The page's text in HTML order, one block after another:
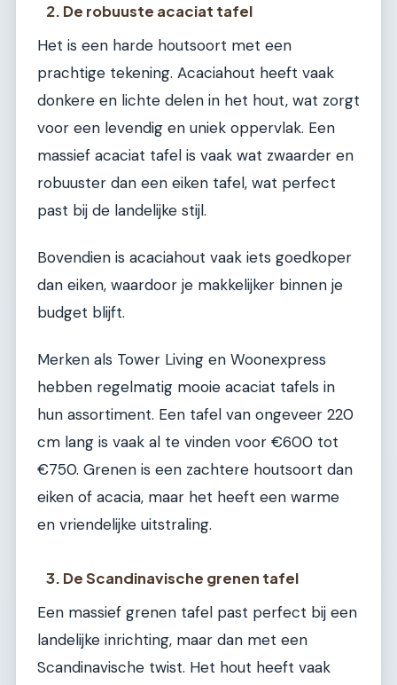
2. De robuuste acaciat tafel
Het is een harde houtsoort met een
prachtige tekening. Acaciahout heeft vaak
donkere en lichte delen in het hout, wat zorgt
voor een levendig en uniek oppervlak. Een
massief acaciat tafel is vaak wat zwaarder en
robuuster dan een eiken tafel, wat perfect
past bij de landelijke stijl.
Bovendien is acaciahout vaak iets goedkoper
dan eiken, waardoor je makkelijker binnen je
budget blijft.
Merken als Tower Living en Woonexpress
hebben regelmatig mooie acaciat tafels in
hun assortiment. Een tafel van ongeveer 220
cm lang is vaak al te vinden voor €600 tot
€750. Grenen is een zachtere houtsoort dan
eiken of acacia, maar het heeft een warme
en vriendelijke uitstraling.
3. De Scandinavische grenen tafel
Een massief grenen tafel past perfect bij een
landelijke inrichting, maar dan met een
Scandinavische twist. Het hout heeft vaak